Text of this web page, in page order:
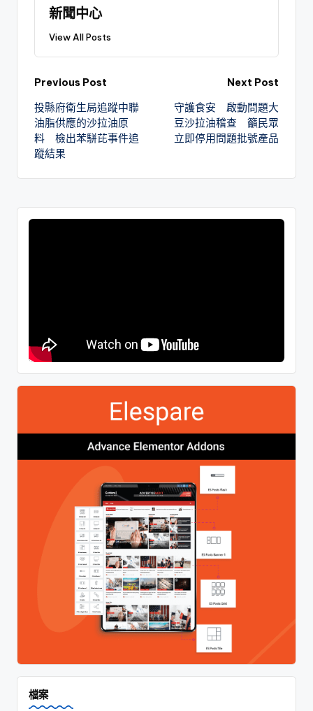
新聞中心
View All Posts
Previous Post
投縣府衛生局追蹤中聯
油脂供應的沙拉油原
料 檢出苯駢芘事件追
蹤結果
Next Post
守護食安 啟動問題大
豆沙拉油稽查 籲民眾
立即停用問題批號產品
檔案